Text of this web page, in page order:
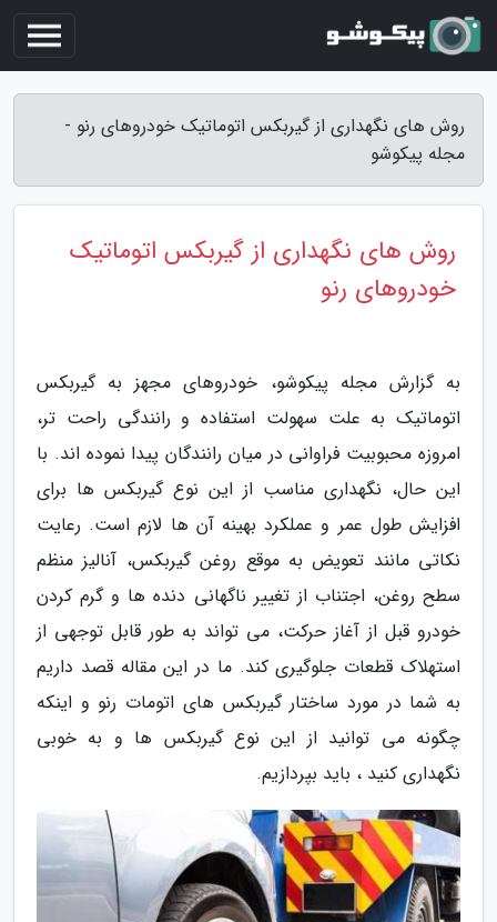
روش های نگهداری از گیربکس اتوماتیک خودروهای رنو -
مجله پیکوشو
روش های نگهداری از گیربکس اتوماتیک
خودروهای رنو
به گزارش مجله پیکوشو، خودروهای مجهز به گیربکس
اتوماتیک به علت سهولت استفاده و رانندگی راحت تر،
امروزه محبوبیت فراوانی در میان رانندگان پیدا نموده اند. با
این حال، نگهداری مناسب از این نوع گیربکس ها برای
افزایش طول عمر و عملکرد بهینه آن ها لازم است. رعایت
نکاتی مانند تعویض به موقع روغن گیربکس، آنالیز منظم
سطح روغن، اجتناب از تغییر ناگهانی دنده ها و گرم کردن
خودرو قبل از آغاز حرکت، می تواند به طور قابل توجهی از
استهلاک قطعات جلوگیری کند. ما در این مقاله قصد داریم
به شما در مورد ساختار گیربکس های اتومات رنو و اینکه
چگونه می توانید از این نوع گیربکس ها و به خوبی
نگهداری کنید ، باید بپردازیم.